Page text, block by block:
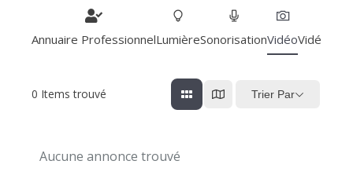
Annuaire ProfessionnelLumièreSonorisationVidéo
0 Items trouvé Trier Par
Aucune annonce trouvé